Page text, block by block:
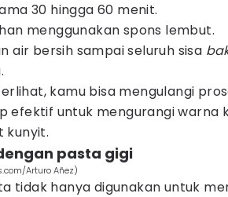
30 hingga 60 menit.
menggunakan spons lembut.
air bersih sampai seluruh sisa
kamu bisa mengulangi
efektif untuk mengurangi warna
kunyit.
pasta gigi
Arturo Añez)
tidak hanya digunakan untuk